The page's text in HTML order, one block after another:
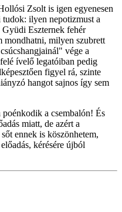
Zsolt is igen egyenesen
ilyen nepotizmust a
Gyüdi Eszternek fehér
mondhatni, milyen szubrett
vége a
ívelő legatóiban pedig
figyel rá, szinte
hangot sajnos így sem
a csembalón! És
miatt, de azért a
ennek is köszönhetem,
kérésére újból